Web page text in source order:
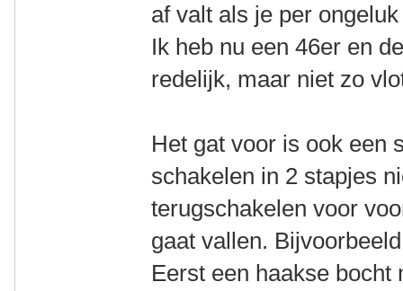
af valt als je per
Ik heb nu een 46er en
redelijk, maar niet zo
Het gat voor is ook een
schakelen in 2 stapjes
terugschakelen voor
gaat vallen.
Eerst een haakse